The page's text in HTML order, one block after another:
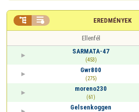
EREDMÉNYEK
 
Ellenfél
SARMATA-47
(453)
Gwr800
(275)
moreno230
(61)
Gelsenkoggen